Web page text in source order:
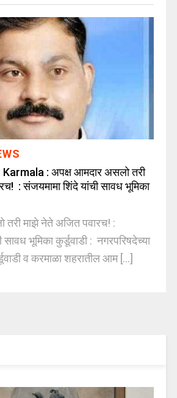
: अपक्ष आमदार असलो तरी
: संजयमामा शिंदे यांची सावध भूमिका
तरी माझे नेते अजित पवारच! :
भूमिका कुर्डूवाडी : नगरपरिषदेच्या
व करमाळा शहरातील आम [...]